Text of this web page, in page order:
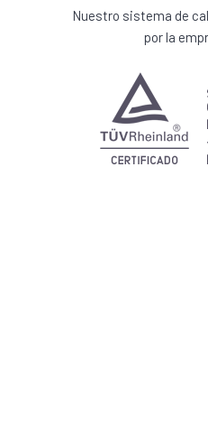
Nuestro sistema de
por la